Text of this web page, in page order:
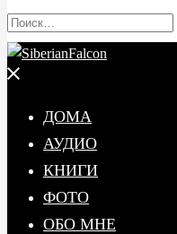
Найти:
Закрыть
ДОМА
АУДИО
КНИГИ
ФОТО
ОБО МНЕ